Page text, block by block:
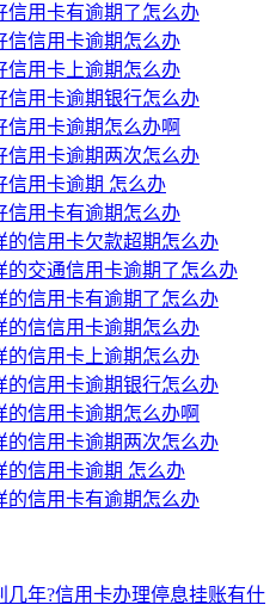
信用卡有逾期了怎么办
信信用卡逾期怎么办
信用卡上逾期怎么办
信用卡逾期银行怎么办
用卡逾期怎么办啊
信用卡逾期两次怎么办
信用卡逾期 怎么办
信用卡有逾期怎么办
的信用卡欠款超期怎么办
的交通信用卡逾期了怎么办
的信用卡有逾期了怎么办
的信信用卡逾期怎么办
的信用卡上逾期怎么办
的信用卡逾期银行怎么办
信用卡逾期怎么办啊
的信用卡逾期两次怎么办
的信用卡逾期 怎么办
的信用卡有逾期怎么办
年?信用卡办理停息挂账有什